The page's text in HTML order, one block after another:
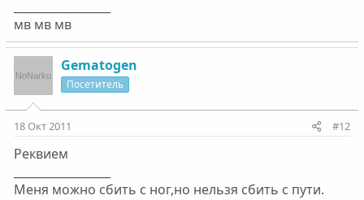
мв мв мв
Gematogen
Посетитель
18 Окт 2011 #12
Реквием
Меня можно сбить с ног,но нельзя сбить с пути.